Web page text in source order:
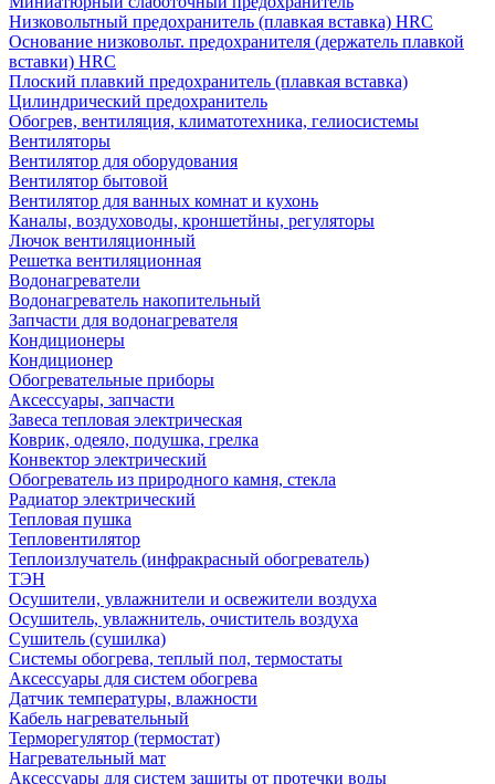
Низковольтный предохранитель (плавкая вставка) HRC
Основание низковольт. предохранителя (держатель плавкой
вставки) HRC
Плоский плавкий предохранитель (плавкая вставка)
Цилиндрический предохранитель
Обогрев, вентиляция, климатотехника, гелиосистемы
Вентиляторы
Вентилятор для оборудования
Вентилятор бытовой
Вентилятор для ванных комнат и кухонь
Каналы, воздуховоды, кроншетйны, регуляторы
Лючок вентиляционный
Решетка вентиляционная
Водонагреватели
Водонагреватель накопительный
Запчасти для водонагревателя
Кондиционеры
Кондиционер
Обогревательные приборы
Аксессуары, запчасти
Завеса тепловая электрическая
Коврик, одеяло, подушка, грелка
Конвектор электрический
Обогреватель из природного камня, стекла
Радиатор электрический
Тепловая пушка
Тепловентилятор
Теплоизлучатель (инфракрасный обогреватель)
ТЭН
Осушители, увлажнители и освежители воздуха
Осушитель, увлажнитель, очиститель воздуха
Сушитель (сушилка)
Системы обогрева, теплый пол, термостаты
Аксессуары для систем обогрева
Датчик температуры, влажности
Кабель нагревательный
Терморегулятор (термостат)
Нагревательный мат
Аксессуары для систем защиты от протечки воды